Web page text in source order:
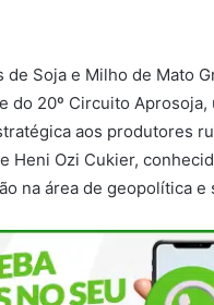
de Soja e Milho de Mato
do 20º Circuito
aos produtores
Heni Ozi Cukier,
na área de geopolítica